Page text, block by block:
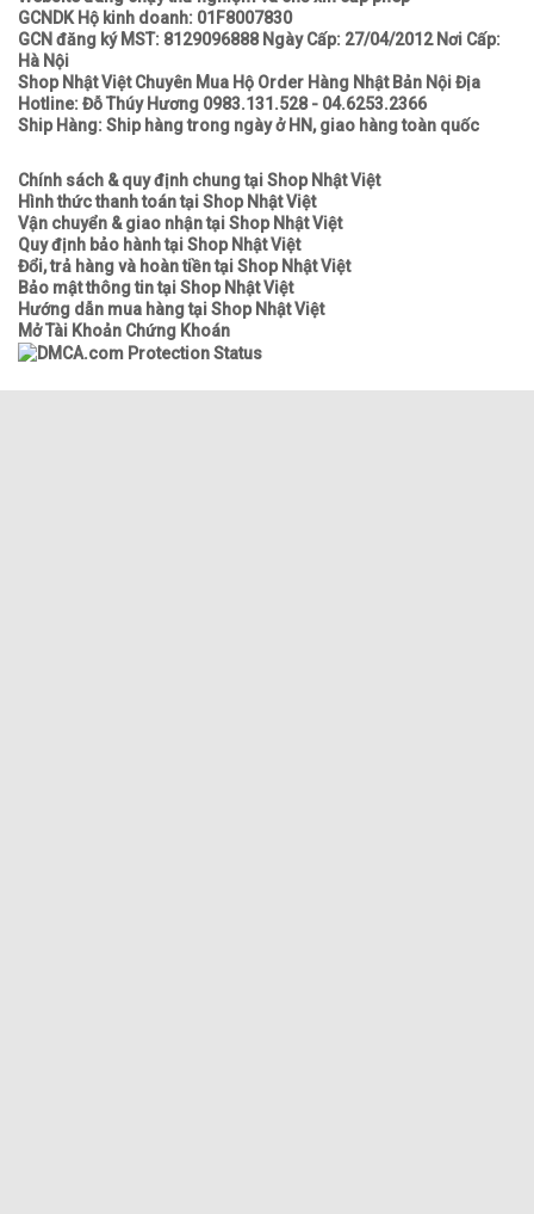
GCNDK Hộ kinh doanh: 01F8007830
GCN đăng ký MST: 8129096888 Ngày Cấp: 27/04/2012 Nơi Cấp:
Hà Nội
Shop Nhật Việt Chuyên Mua Hộ Order Hàng Nhật Bản Nội Địa
Hotline: Đỗ Thúy Hương 0983.131.528 - 04.6253.2366
Ship Hàng: Ship hàng trong ngày ở HN, giao hàng toàn quốc
Chính sách & quy định chung tại Shop Nhật Việt
Hình thức thanh toán tại Shop Nhật Việt
Vận chuyển & giao nhận tại Shop Nhật Việt
Quy định bảo hành tại Shop Nhật Việt
Đổi, trả hàng và hoàn tiền tại Shop Nhật Việt
Bảo mật thông tin tại Shop Nhật Việt
Hướng dẫn mua hàng tại Shop Nhật Việt
Mở Tài Khoản Chứng Khoán